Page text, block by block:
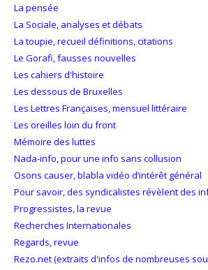
La pensée
La Sociale, analyses et débats
La toupie, recueil définitions, citations
Le Gorafi, fausses nouvelles
Les cahiers d'histoire
Les dessous de Bruxelles
Les Lettres Françaises, mensuel littéraire
Les oreilles loin du front
Mémoire des luttes
Nada-info, pour une info sans collusion
Osons causer, blabla vidéo d’intérêt général
Pour savoir, des syndicalistes révèlent des
Progressistes, la revue
Recherches Internationales
Regards, revue
Rezo.net (extraits d'infos de nombreuses